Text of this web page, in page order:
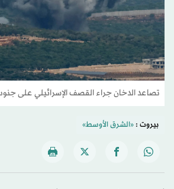
تصاعد الدخان جراء القصف الإسرائيلي على
بيروت :«الشرق الأوسط»